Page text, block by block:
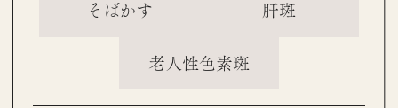
そばかす 肝斑
老人性色素斑